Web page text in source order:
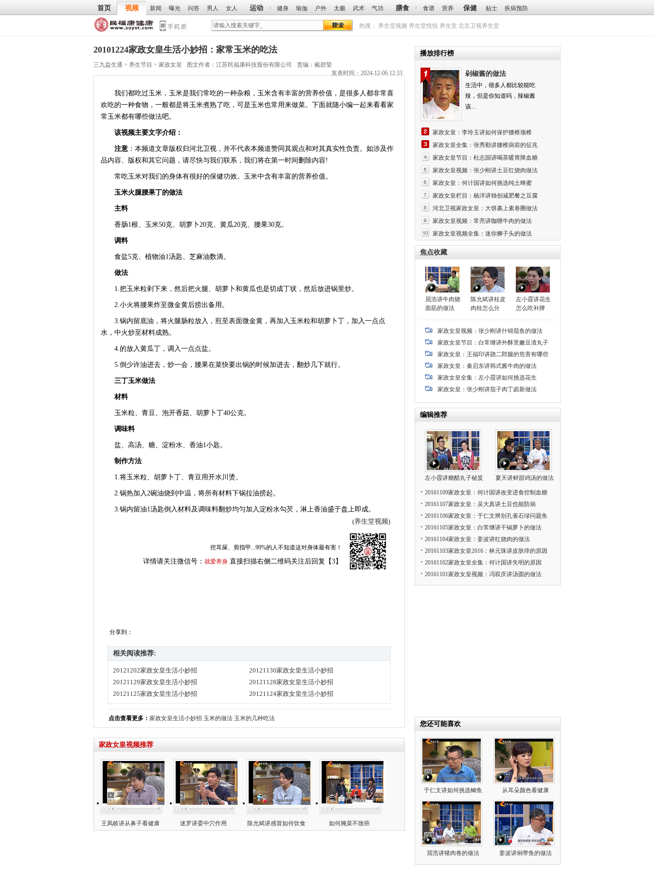
首页 视频 新闻 曝光 问答 男人 女人 运动 健身 瑜伽 户外 太极 武术 气功 膳食 食谱 营养 保健 贴士 疾病预防
热搜： 养生堂视频 养生堂悦悦 养生堂 北京卫视养生堂
20101224家政女皇生活小妙招：家常玉米的吃法
三九益生通 > 养生节目 > 家政女皇 图文作者： 江苏民福康科技股份有限公司
责编：戴碧莹
发表时间：2024-12-06 12:33
我们都吃过玉米，玉米是我们常吃的一种杂粮，玉米含有丰富的营养价值，是很多人都非常喜
欢吃的一种食物，一般都是将玉米煮熟了吃，可是玉米也常用来做菜。下面就随小编一起来看看家
常玉米都有哪些做法吧。
该视频主要文字介绍：
注意 ：本频道文章版权归河北卫视，并不代表本频道赞同其观点和对其真实性负责。如涉及作
品内容、版权和其它问题，请尽快与我们联系，我们将在第一时间删除内容!
常吃玉米对我们的身体有很好的保健功效。玉米中含有丰富的营养价值。
玉米火腿腰果丁的做法
主料
香肠1根、玉米50克、胡萝卜20克、黄瓜20克、腰果30克。
调料
食盐5克、植物油1汤匙、芝麻油数滴。
做法
1.把玉米粒剥下来，然后把火腿、胡萝卜和黄瓜也是切成丁状，然后放进锅里炒。
2.小火将腰果炸至微金黄后捞出备用。
3.锅内留底油，将火腿肠粒放入，煎至表面微金黄，再加入玉米粒和胡萝卜丁，加入一点点
水，中火炒至材料成熟。
4.的放入黄瓜丁，调入一点点盐。
5.倒少许油进去，炒一会，腰果在菜快要出锅的时候加进去，翻炒几下就行。
三丁玉米做法
材料
玉米粒、青豆、泡开香菇、胡萝卜丁40公克。
调味料
盐、高汤、糖、淀粉水、香油1小匙。
制作方法
1.将玉米粒、胡萝卜丁、青豆用开水川烫。
2.锅热加入2碗油烧到中温，将所有材料下锅拉油捞起。
3.锅内留油1汤匙倒入材料及调味料翻炒均匀加入淀粉水勾芡，淋上香油盛于盘上即成。
(养生堂视频)
挖耳屎、剪指甲...99%的人不知道这对身体最有害！
详情请关注微信号： 就爱养身 直接扫描右侧二维码关注后回复【3】
分享到：
相关阅读推荐:
20121202家政女皇生活小妙招
20121130家政女皇生活小妙招
20121129家政女皇生活小妙招
20121128家政女皇生活小妙招
20121125家政女皇生活小妙招
20121124家政女皇生活小妙招
点击查看更多： 家政女皇生活小妙招 玉米的做法 玉米的几种吃法
家政女皇视频推荐
王凤岐讲从鼻子看健康 迷罗讲委中穴作用 陈允斌讲感冒如何饮食 如何腌菜不致癌
播放排行榜
剁椒酱的做法
生活中，很多人都比较能吃
辣，但是你知道吗，辣椒酱
该...
家政女皇：李玲玉讲如何保护腰椎颈椎
家政女皇全集：张秀勤讲腰椎病前的征兆
家政女皇节目：杜志国讲喝茶暖胃降血糖
家政女皇视频：张少刚讲土豆红烧肉做法
家政女皇：何计国讲如何挑选纯土蜂蜜
家政女皇栏目：杨洋讲独创减肥餐之豆腐
河北卫视家政女皇：大饼裹上素卷圈做法
家政女皇视频：常亮讲咖喱牛肉的做法
家政女皇视频全集：迷你狮子头的做法
焦点收藏
屈浩讲牛肉烧
面筋的做法
陈允斌讲桂皮
肉桂怎么分
左小霞讲花生
怎么吃补脾
家政女皇视频：张少刚讲什锦茄鱼的做法
家政女皇节目：白常继讲外酥里嫩豆渣丸子
家政女皇：王福印讲跷二郎腿的危害有哪些
家政女皇：秦启东讲韩式酱牛肉的做法
家政女皇全集：左小霞讲如何挑选花生
家政女皇：张少刚讲茄子肉丁卤新做法
编辑推荐
左小霞讲糖醋丸子秘笈 夏天讲鲜甜鸡汤的做法
20161109家政女皇：何计国讲改变进食控制血糖
20161107家政女皇：吴大真讲土豆也能防病
20161106家政女皇：于仁文辨别孔雀石绿问题鱼
20161105家政女皇：白常继讲干锅萝卜的做法
20161104家政女皇：姜波讲红烧肉的做法
20161103家政女皇2016：林元珠讲皮肤痒的原因
20161102家政女皇全集：何计国讲失明的原因
20161101家政女皇视频：冯双庆讲汤圆的做法
您还可能喜欢
于仁文讲如何挑选鲫鱼 从耳朵颜色看健康
屈浩讲猪肉卷的做法 姜波讲焖带鱼的做法